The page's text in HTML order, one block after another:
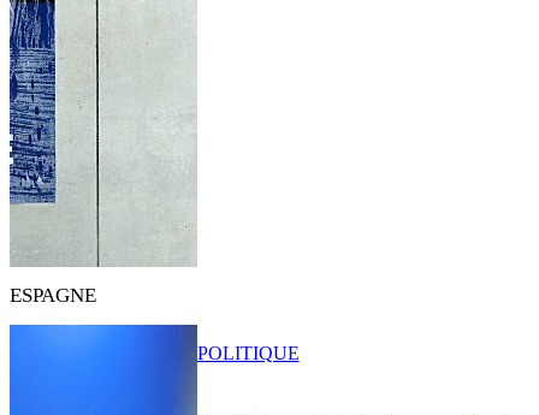
ESPAGNE
POLITIQUE